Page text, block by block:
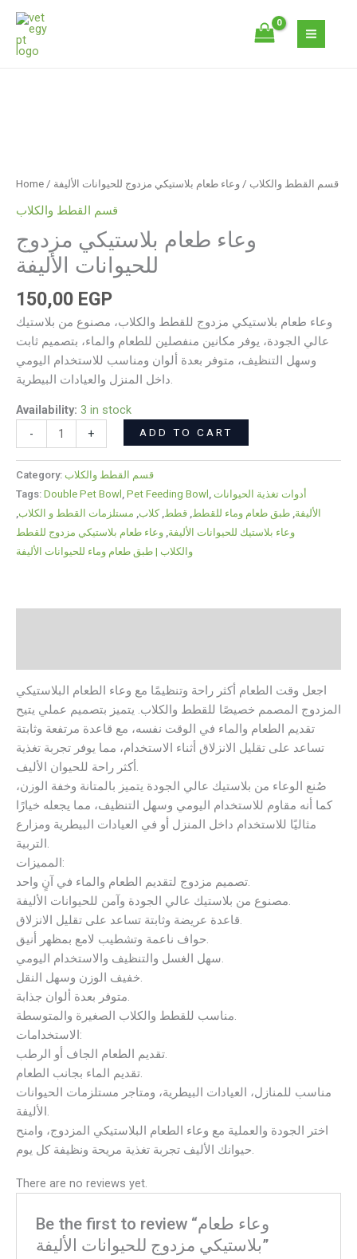
Skip
content
Home / قسم القطط والكلاب / وعاء طعام بلاستيكي مزدوج للحيوانات الأليفة
قسم القطط والكلاب
وعاء طعام بلاستيكي مزدوج
للحيوانات الأليفة
150,00 EGP
وعاء طعام بلاستيكي مزدوج للقطط والكلاب، مصنوع من بلاستيك
عالي الجودة، يوفر مكانين منفصلين للطعام والماء، بتصميم ثابت
وسهل التنظيف، متوفر بعدة ألوان ومناسب للاستخدام اليومي
داخل المنزل والعيادات البيطرية.
Availability: 3 in stock
-
للحيوانات
الأليفة
+ ADD TO CART
Category: قسم القطط والكلاب
Tags: Double Pet Bowl , Pet Feeding Bowl , أدوات تغذية الحيوانات
الأليفة, طبق طعام وماء للقطط, قطط,كلاب, مستلزمات القطط و الكلاب,
وعاء بلاستيك للحيوانات الأليفة, وعاء طعام بلاستيكي مزدوج للقطط
والكلاب | طبق طعام وماء للحيوانات الأليفة
اجعل وقت الطعام أكثر راحة وتنظيمًا مع وعاء الطعام البلاستيكي
المزدوج المصمم خصيصًا للقطط والكلاب. يتميز بتصميم عملي يتيح
تقديم الطعام والماء في الوقت نفسه، مع قاعدة مرتفعة وثابتة
تساعد على تقليل الانزلاق أثناء الاستخدام، مما يوفر تجربة تغذية
أكثر راحة للحيوان الأليف.
صُنع الوعاء من بلاستيك عالي الجودة يتميز بالمتانة وخفة الوزن،
كما أنه مقاوم للاستخدام اليومي وسهل التنظيف، مما يجعله خيارًا
مثاليًا للاستخدام داخل المنزل أو في العيادات البيطرية ومزارع
التربية.
المميزات:
تصميم مزدوج لتقديم الطعام والماء في آنٍ واحد.
مصنوع من بلاستيك عالي الجودة وآمن للحيوانات الأليفة.
قاعدة عريضة وثابتة تساعد على تقليل الانزلاق.
حواف ناعمة وتشطيب لامع بمظهر أنيق.
سهل الغسل والتنظيف والاستخدام اليومي.
خفيف الوزن وسهل النقل.
متوفر بعدة ألوان جذابة.
مناسب للقطط والكلاب الصغيرة والمتوسطة.
الاستخدامات:
تقديم الطعام الجاف أو الرطب.
تقديم الماء بجانب الطعام.
مناسب للمنازل، العيادات البيطرية، ومتاجر مستلزمات الحيوانات
الأليفة.
اختر الجودة والعملية مع وعاء الطعام البلاستيكي المزدوج، وامنح
حيوانك الأليف تجربة تغذية مريحة ونظيفة كل يوم.
There are no reviews yet.
Be the first to review “وعاء طعام
بلاستيكي مزدوج للحيوانات الأليفة”
مزدوج
للحيوانات
الأليفة